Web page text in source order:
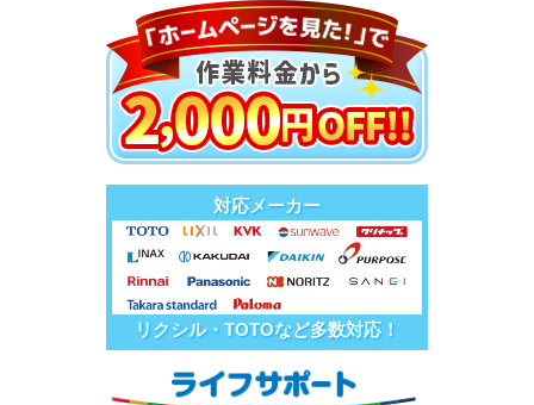
対応メーカー
リクシル・TOTOなど多数対応！